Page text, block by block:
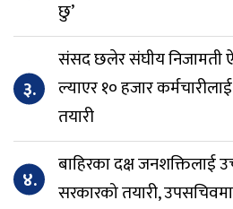
छु’
३.
संसद छलेर संघीय निजामती
ल्याएर १० हजार
तयारी
४.
बाहिरका दक्ष जनशक्तिलाई
सरकारको तयारी,